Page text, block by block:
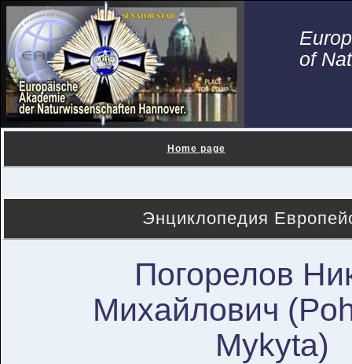
of
Home page
Энциклопедия
Погорелов
Михайлович
Mykyta)